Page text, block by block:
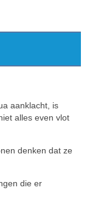
aanklacht, is
alles even vlot
denken dat ze
die er